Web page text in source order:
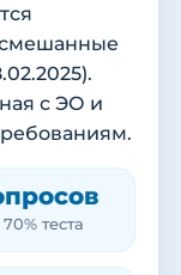
с ЭО и
теста